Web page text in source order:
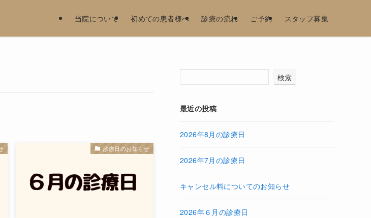
当院について 初めての患者様へ 診療の流れ ご予約 スタッフ募集
診療日のお知らせ
検索
最近の投稿
2026年8月の診療日
2026年7月の診療日
キャンセル料についてのお知らせ
2026年６月の診療日